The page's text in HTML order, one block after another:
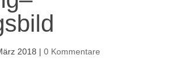
2018 | 0 Kommentare